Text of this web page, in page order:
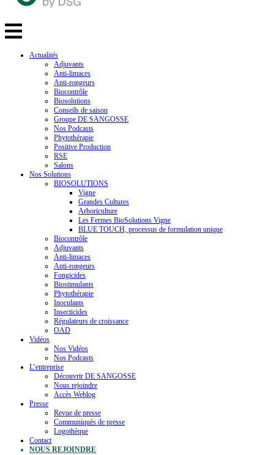
Actualités
Adjuvants
Anti-limaces
Anti-rongeurs
Biocontrôle
Biosolutions
Conseils de saison
Groupe DE SANGOSSE
Nos Podcasts
Phytothérapie
Positive Production
RSE
Salons
Nos Solutions
BIOSOLUTIONS
Vigne
Grandes Cultures
Arboriculture
Les Fermes BioSolutions Vigne
BLUE TOUCH, processus de formulation unique
Biocontrôle
Adjuvants
Anti-limaces
Anti-rongeurs
Fongicides
Biostimulants
Phytothérapie
Inoculants
Insecticides
Régulateurs de croissance
OAD
Vidéos
Nos Vidéos
Nos Podcasts
L’entreprise
Découvrir DE SANGOSSE
Nous rejoindre
Accès Weblog
Presse
Revue de presse
Communiqués de presse
Logothèque
Contact
NOUS REJOINDRE